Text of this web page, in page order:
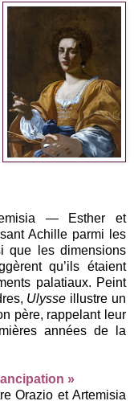
— Esther et
Achille parmi les
que les dimensions
qu’ils étaient
palatiaux. Peint
Ulysse illustre un
père, rappelant leur
années de la
»
Orazio et Artemisia